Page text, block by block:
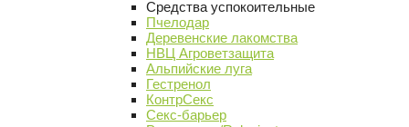
Средства успокоительные
Пчелодар
Деревенские лакомства
НВЦ Агроветзащита
Альпийские луга
Гестренол
КонтрСекс
Секс-барьер